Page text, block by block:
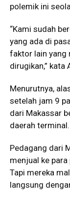
polemik ini
“Kami sudah
yang ada di
faktor lain yang
dirugikan,”
Menurutnya,
setelah jam 9
dari Makassar
daerah terminal.
Pedagang dari
menjual ke
Tapi mereka
langsung